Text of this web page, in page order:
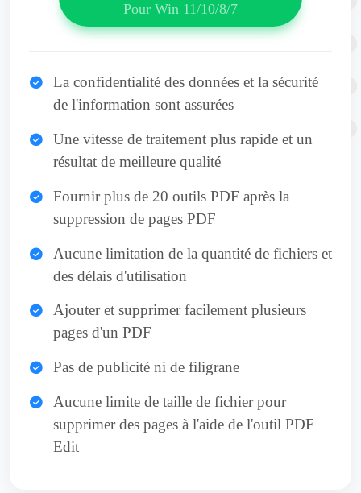
Pour Win 11/10/8/7
La confidentialité des données et la sécurité
de l'information sont assurées
Une vitesse de traitement plus rapide et un
résultat de meilleure qualité
Fournir plus de 20 outils PDF après la
suppression de pages PDF
Aucune limitation de la quantité de fichiers et
des délais d'utilisation
Ajouter et supprimer facilement plusieurs
pages d'un PDF
Pas de publicité ni de filigrane
Aucune limite de taille de fichier pour
supprimer des pages à l'aide de l'outil PDF
Edit